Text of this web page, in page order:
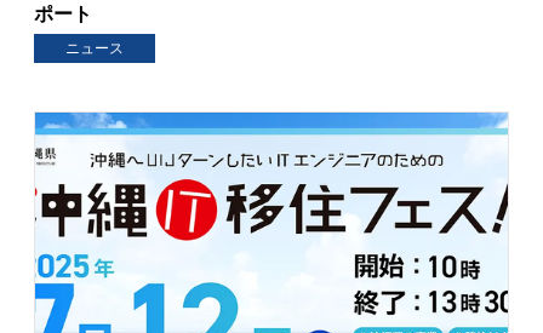
ポート
ニュース